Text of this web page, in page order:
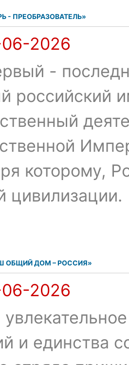
- ПРЕОБРАЗОВАТЕЛЬ»
2026
-
российский
которому,
цивилизации.
ОБЩИЙ ДОМ – РОССИЯ»
2026
и единства